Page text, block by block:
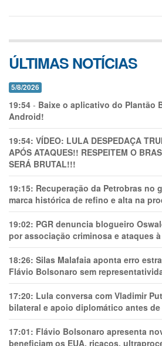
ÚLTIMAS NOTÍCIAS
5/8/2026
19:54 - Baixe o aplicativo do Plantão
Android!
19:54: VÍDEO: LULA DESPEDAÇA
APÓS ATAQUES!! RESPEITEM O
SERÁ BRUTAL!!!
19:15: Recuperação da Petrobras no
marca histórica de refino e alta na
19:02: PGR denuncia blogueiro
por associação criminosa e ataques
18:26: Silas Malafaia aponta erro
Flávio Bolsonaro sem
17:20: Lula conversa com Vladimir
bilateral e apoio diplomático antes
17:01: Flávio Bolsonaro apresenta
beneficiam os EUA, ricaços,